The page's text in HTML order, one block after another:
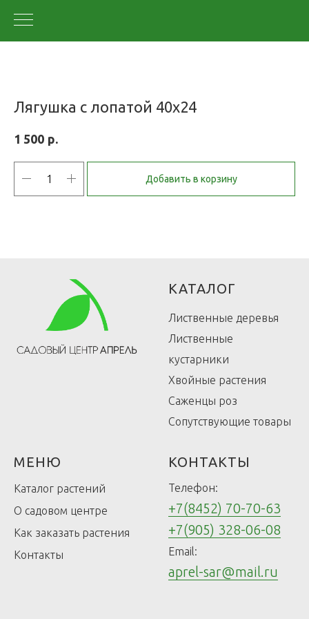
Лягушка с лопатой 40х24
1 500 р.
Добавить в корзину
КАТАЛОГ
Лиственные деревья
Лиственные
кустарники
Хвойные растения
Саженцы роз
Сопутствующие товары
МЕНЮ
Каталог растений
О садовом центре
Как заказать растения
Контакты
КОНТАКТЫ
Телефон:
+7(8452) 70-70-63
+7(905) 328-06-08
Email:
aprel-sar@mail.ru